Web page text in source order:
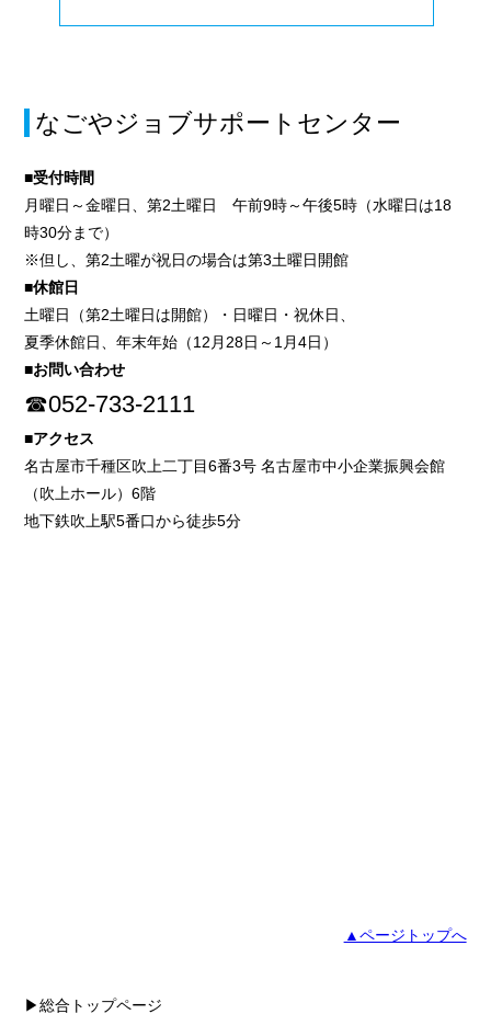
なごやジョブサポートセンター
■受付時間
月曜日～金曜日、第2土曜日 午前9時～午後5時（水曜日は18
時30分まで）
※但し、第2土曜が祝日の場合は第3土曜日開館
■休館日
土曜日（第2土曜日は開館）・日曜日・祝休日、
夏季休館日、年末年始（12月28日～1月4日）
■お問い合わせ
☎052-733-2111
■アクセス
名古屋市千種区吹上二丁目6番3号 名古屋市中小企業振興会館
（吹上ホール）6階
地下鉄吹上駅5番口から徒歩5分
▲ページトップへ
▶総合トップページ